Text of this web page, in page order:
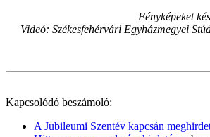
Fényképeket
Videó: Székesfehérvári Egyházmegyei
Kapcsolódó beszámoló:
A Jubileumi Szentév kapcsán